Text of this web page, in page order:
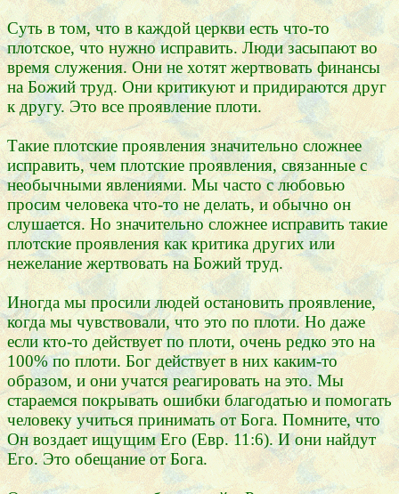
Суть в том, что в каждой церкви есть что-то
плотское, что нужно исправить. Люди засыпают во
время служения. Они не хотят жертвовать финансы
на Божий труд. Они критикуют и придираются друг
к другу. Это все проявление плоти.
Такие плотские проявления значительно сложнее
исправить, чем плотские проявления, связанные с
необычными явлениями. Мы часто с любовью
просим человека что-то не делать, и обычно он
слушается. Но значительно сложнее исправить такие
плотские проявления как критика других или
нежелание жертвовать на Божий труд.
Иногда мы просили людей остановить проявление,
когда мы чувствовали, что это по плоти. Но даже
если кто-то действует по плоти, очень редко это на
100% по плоти. Бог действует в них каким-то
образом, и они учатся реагировать на это. Мы
стараемся покрывать ошибки благодатью и помогать
человеку учиться принимать от Бога. Помните, что
Он воздает ищущим Его (Евр. 11:6). И они найдут
Его. Это обещание от Бога.